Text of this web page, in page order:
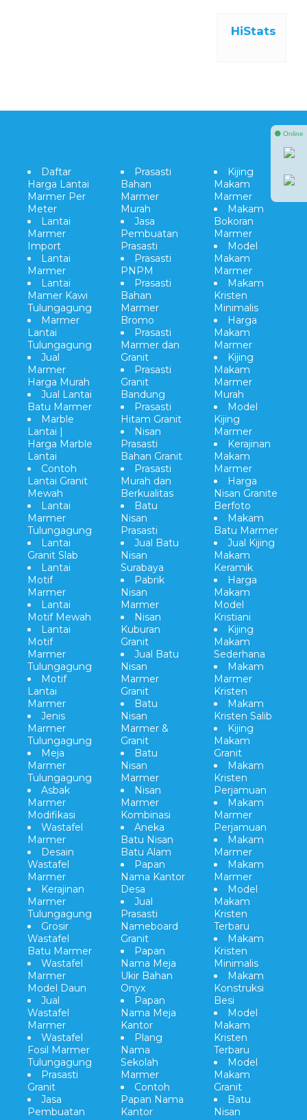
HiStats
Daftar
Harga Lantai
Marmer Per
Meter
Lantai
Marmer
Import
Lantai
Marmer
Lantai
Mamer Kawi
Tulungagung
Marmer
Lantai
Tulungagung
Jual
Marmer
Harga Murah
Jual Lantai
Batu Marmer
Marble
Lantai |
Harga Marble
Lantai
Contoh
Lantai Granit
Mewah
Lantai
Marmer
Tulungagung
Lantai
Granit Slab
Lantai
Motif
Marmer
Lantai
Motif Mewah
Lantai
Motif
Marmer
Tulungagung
Motif
Lantai
Marmer
Jenis
Marmer
Tulungagung
Meja
Marmer
Tulungagung
Asbak
Marmer
Modifikasi
Wastafel
Marmer
Desain
Wastafel
Marmer
Kerajinan
Marmer
Tulungagung
Grosir
Wastafel
Batu Marmer
Wastafel
Marmer
Model Daun
Jual
Wastafel
Marmer
Wastafel
Fosil Marmer
Tulungagung
Prasasti
Granit
Jasa
Pembuatan
Prasasti
Bahan
Marmer
Murah
Jasa
Pembuatan
Prasasti
Prasasti
PNPM
Prasasti
Bahan
Marmer
Bromo
Prasasti
Marmer dan
Granit
Prasasti
Granit
Bandung
Prasasti
Hitam Granit
Nisan
Prasasti
Bahan Granit
Prasasti
Murah dan
Berkualitas
Batu
Nisan
Prasasti
Jual Batu
Nisan
Surabaya
Pabrik
Nisan
Marmer
Nisan
Kuburan
Granit
Jual Batu
Nisan
Marmer
Granit
Batu
Nisan
Marmer &
Granit
Batu
Nisan
Marmer
Nisan
Marmer
Kombinasi
Aneka
Batu Nisan
Batu Alam
Papan
Nama Kantor
Desa
Jual
Prasasti
Nameboard
Granit
Papan
Nama Meja
Ukir Bahan
Onyx
Papan
Nama Meja
Kantor
Plang
Nama
Sekolah
Marmer
Contoh
Papan Nama
Kantor
Kijing
Makam
Marmer
Makam
Bokoran
Marmer
Model
Makam
Marmer
Makam
Kristen
Minimalis
Harga
Makam
Marmer
Kijing
Makam
Marmer
Murah
Model
Kijing
Marmer
Kerajinan
Makam
Marmer
Harga
Nisan Granite
Berfoto
Makam
Batu Marmer
Jual Kijing
Makam
Keramik
Harga
Makam
Model
Kristiani
Kijing
Makam
Sederhana
Makam
Marmer
Kristen
Makam
Kristen Salib
Kijing
Makam
Granit
Makam
Kristen
Perjamuan
Makam
Marmer
Perjamuan
Makam
Marmer
Makam
Marmer
Model
Makam
Kristen
Terbaru
Makam
Kristen
Minimalis
Makam
Konstruksi
Besi
Model
Makam
Kristen
Terbaru
Model
Makam
Granit
Batu
Nisan
⚫ Online